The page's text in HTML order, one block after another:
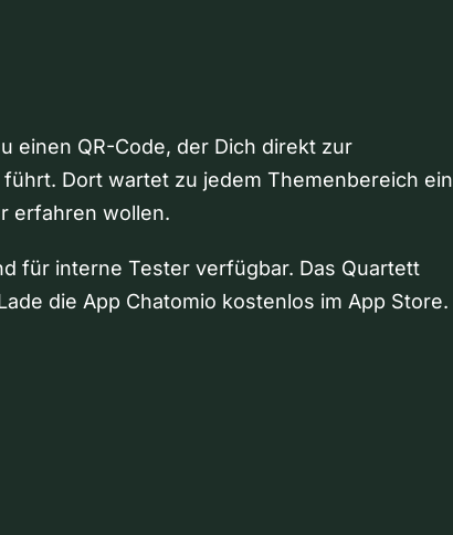
einen QR-Code, der Dich direkt zur
Dort wartet zu jedem Themenbereich ein
erfahren wollen.
für interne Tester verfügbar. Das Quartett
die App Chatomio kostenlos im App Store.